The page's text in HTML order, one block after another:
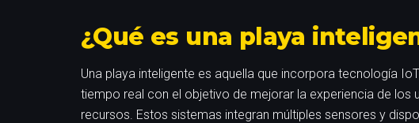
¿Qué es una playa
Una playa inteligente es aquella que incorpora tecnología
tiempo real con el objetivo de mejorar la experiencia de los
recursos. Estos sistemas integran múltiples sensores y